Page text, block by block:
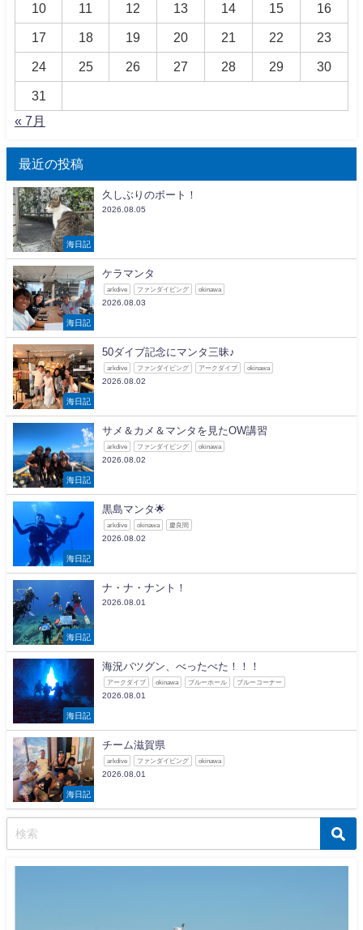
10 11 12 13 14 15 16
17 18 19 20 21 22 23
24 25 26 27 28 29 30
31
« 7月
最近の投稿
海日記
久しぶりのボート！
2026.08.05
海日記
ケラマンタ
arkdive ファンダイビング okinawa
2026.08.03
海日記
50ダイブ記念にマンタ三昧♪
arkdive ファンダイビング アークダイブ okinawa
2026.08.02
海日記
サメ＆カメ＆マンタを見たOW講習
arkdive ファンダイビング okinawa
2026.08.02
海日記
黒島マンタ🌟
arkdive okinawa 慶良間
2026.08.02
海日記
ナ・ナ・ナント！
2026.08.01
海日記
海況バツグン、べったべた！！！
アークダイブ okinawa ブルーホール ブルーコーナー
2026.08.01
海日記
チーム滋賀県
arkdive ファンダイビング okinawa
2026.08.01